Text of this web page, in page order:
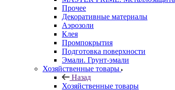
Прочее
Декоративные материалы
Аэрозоли
Клея
Промпокрытия
Подготовка поверхности
Эмали. Грунт-эмали
Хозяйственные товары
Назад
Хозяйственные товары